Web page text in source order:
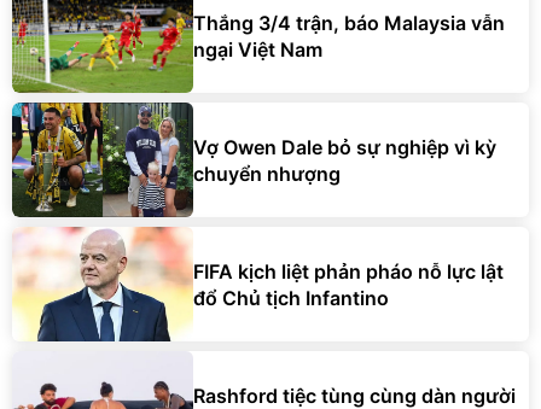
Thắng 3/4 trận, báo Malaysia vẫn
ngại Việt Nam
Vợ Owen Dale bỏ sự nghiệp vì kỳ
chuyển nhượng
FIFA kịch liệt phản pháo nỗ lực lật
đổ Chủ tịch Infantino
Rashford tiệc tùng cùng dàn người